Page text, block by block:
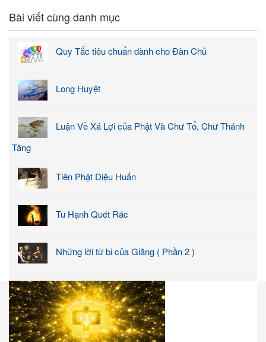
Bài viết cùng danh mục
Quy Tắc tiêu chuẩn dành cho Đàn Chủ
Long Huyệt
Luận Về Xá Lợi của Phật Và Chư Tổ, Chư Thánh
Tăng
Tiên Phật Diệu Huấn
Tu Hạnh Quét Rác
Những lời từ bi của Giăng ( Phần 2 )